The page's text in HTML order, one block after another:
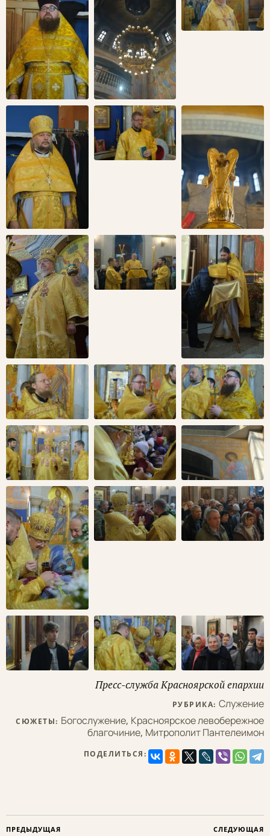
Пресс-служба Красноярской епархии
РУБРИКА: Служение
СЮЖЕТЫ: Богослужение, Красноярское левобережное
благочиние, Митрополит Пантелеимон
ПОДЕЛИТЬСЯ:
ПРЕДЫДУЩАЯ СЛЕДУЮЩАЯ